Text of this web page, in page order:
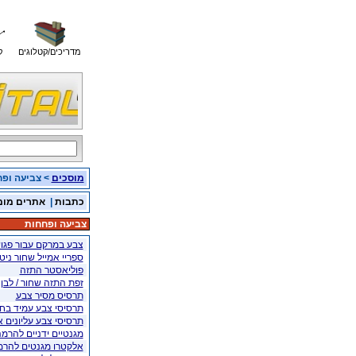
מדריכים/קטלוגים
מוסכים > צביעה
כתבות |אתרים
צביעה ופחחות
צבע במרקם עבור
ספריי אמייל שחור
פוליאסטר התזה
זפת התזה שחור /
תרסיס מסיר צבע
תרסיסי צבע עמיד
תרסיסי צבע עליונים
מגנטיים ידניים
אלקטרו מגנטים